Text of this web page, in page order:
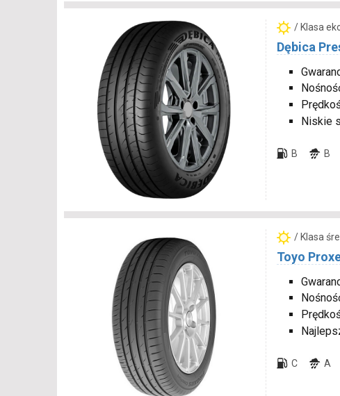
/ Klasa
Dębica
Niskie
B B
/ Klasa
Toyo
C A